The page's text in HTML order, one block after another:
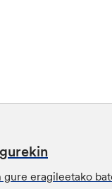
gure eragileetako